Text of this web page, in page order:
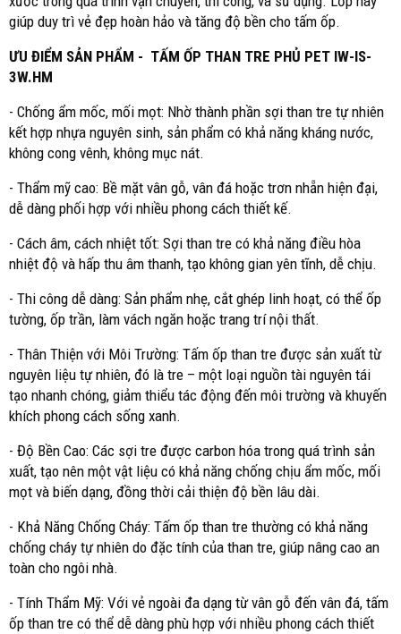
giúp duy trì vẻ đẹp hoàn hảo và tăng độ bền cho tấm ốp.
ƯU ĐIỂM SẢN PHẨM - TẤM ỐP THAN TRE PHỦ PET IW-IS-
3W.HM
- Chống ẩm mốc, mối mọt: Nhờ thành phần sợi than tre tự nhiên
kết hợp nhựa nguyên sinh, sản phẩm có khả năng kháng nước,
không cong vênh, không mục nát.
- Thẩm mỹ cao: Bề mặt vân gỗ, vân đá hoặc trơn nhẵn hiện đại,
dễ dàng phối hợp với nhiều phong cách thiết kế.
- Cách âm, cách nhiệt tốt: Sợi than tre có khả năng điều hòa
nhiệt độ và hấp thu âm thanh, tạo không gian yên tĩnh, dễ chịu.
- Thi công dễ dàng: Sản phẩm nhẹ, cắt ghép linh hoạt, có thể ốp
tường, ốp trần, làm vách ngăn hoặc trang trí nội thất.
- Thân Thiện với Môi Trường: Tấm ốp than tre được sản xuất từ
nguyên liệu tự nhiên, đó là tre – một loại nguồn tài nguyên tái
tạo nhanh chóng, giảm thiểu tác động đến môi trường và khuyến
khích phong cách sống xanh.
- Độ Bền Cao: Các sợi tre được carbon hóa trong quá trình sản
xuất, tạo nên một vật liệu có khả năng chống chịu ẩm mốc, mối
mọt và biến dạng, đồng thời cải thiện độ bền lâu dài.
- Khả Năng Chống Cháy: Tấm ốp than tre thường có khả năng
chống cháy tự nhiên do đặc tính của than tre, giúp nâng cao an
toàn cho ngôi nhà.
- Tính Thẩm Mỹ: Với vẻ ngoài đa dạng từ vân gỗ đến vân đá, tấm
ốp than tre có thể dễ dàng phù hợp với nhiều phong cách thiết